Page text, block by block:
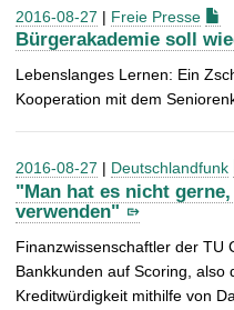
2016-08-27 | Freie Presse
Bürgerakademie soll
Lebenslanges Lernen: Ein
Kooperation mit dem
2016-08-27 | Deutschlandfunk
"Man hat es nicht
verwenden"
Finanzwissenschaftler der TU
Bankkunden auf Scoring,
Kreditwürdigkeit mithilfe von